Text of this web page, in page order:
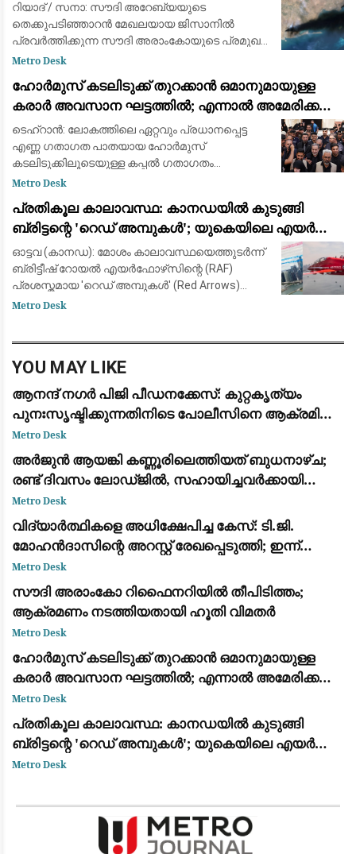
റിയാദ് / സനാ: സൗദി അറേബ്യയുടെ
തെക്കുപടിഞ്ഞാറൻ മേഖലയായ ജിസാനിൽ
പ്രവർത്തിക്കുന്ന സൗദി അരാംകോയുടെ പ്രമുഖ
എണ്ണശുദ്ധീകരണ ശാലയ്ക്ക് (Aramco Refinery)
ഇറാന്റെ പിന്തുണയുള്ള ഹ
Metro Desk
ഹോർമുസ് കടലിടുക്ക് തുറക്കാൻ ഒമാനുമായുള്ള
കരാർ അവസാന ഘട്ടത്തിൽ; എന്നാൽ അമേരിക്ക
നിബന്ധനകൾ പാലിക്കണമെന്ന് ഇറാൻ
ടെഹ്‌റാൻ: ലോകത്തിലെ ഏറ്റവും പ്രധാനപ്പെട്ട
എണ്ണ ഗതാഗത പാതയായ ഹോർമുസ്
കടലിടുക്കിലൂടെയുള്ള കപ്പൽ ഗതാഗതം
പുനഃസ്ഥാപിക്കുന്നതിനായി ഒമാനുമായി നടത്തുന്ന
എന്നാൽ കടലിടുക്ക
Metro Desk
പ്രതികൂല കാലാവസ്ഥ: കാനഡയിൽ കുടുങ്ങി
ബ്രിട്ടന്റെ 'റെഡ് അമ്പുകൾ'; യുകെയിലെ എയർ
ഷോകൾ റദ്ദാക്കി
ഓട്ടവ (കാനഡ): മോശം കാലാവസ്ഥയെത്തുടർന്ന്
ബ്രിട്ടീഷ് റോയൽ എയർഫോഴ്‌സിന്റെ (RAF)
പ്രശസ്തമായ 'റെഡ് അമ്പുകൾ' (Red Arrows)
എയറോബാറ്റിക് ടീം വിമാനങ്ങൾ കാനഡയിൽ
Metro Desk
YOU MAY LIKE
ആനന്ദ് നഗർ പിജി പീഡനക്കേസ്: കുറ്റകൃത്യം
പുനഃസൃഷ്ടിക്കുന്നതിനിടെ പോലീസിനെ ആക്രമിച്ചു;
പ്രതിക്ക് കാലിൽ വെടിയേറ്റു
Metro Desk
അർജുൻ ആയങ്കി കണ്ണൂരിലെത്തിയത് ബുധനാഴ്ച;
രണ്ട് ദിവസം ലോഡ്ജിൽ, സഹായിച്ചവർക്കായി
തിരച്ചിൽ
Metro Desk
വിദ്യാർത്ഥികളെ അധിക്ഷേപിച്ച കേസ്: ടി.ജി.
മോഹൻദാസിന്റെ അറസ്റ്റ് രേഖപ്പെടുത്തി; ഇന്ന്
കോടതിയിൽ ഹാജരാക്കും
Metro Desk
സൗദി അരാംകോ റിഫൈനറിയിൽ തീപിടിത്തം;
ആക്രമണം നടത്തിയതായി ഹൂതി വിമതർ
Metro Desk
ഹോർമുസ് കടലിടുക്ക് തുറക്കാൻ ഒമാനുമായുള്ള
കരാർ അവസാന ഘട്ടത്തിൽ; എന്നാൽ അമേരിക്ക
നിബന്ധനകൾ പാലിക്കണമെന്ന് ഇറാൻ
Metro Desk
പ്രതികൂല കാലാവസ്ഥ: കാനഡയിൽ കുടുങ്ങി
ബ്രിട്ടന്റെ 'റെഡ് അമ്പുകൾ'; യുകെയിലെ എയർ
ഷോകൾ റദ്ദാക്കി
Metro Desk